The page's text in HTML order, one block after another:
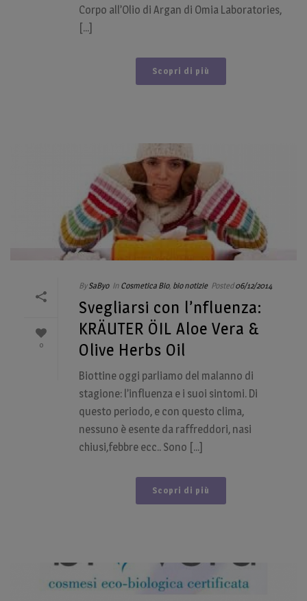
Corpo all’Olio di Argan di Omia Laboratories,
[...]
Scopri di più
0
By SaByo In Cosmetica Bio, bio notizie Posted 06/12/2014
Svegliarsi con l’nfluenza:
KRÄUTER ÖIL Aloe Vera &
Olive Herbs Oil
Biottine oggi parliamo del malanno di
stagione: l’influenza e i suoi sintomi. Di
questo periodo, e con questo clima,
nessuno è esente da raffreddori, nasi
chiusi,febbre ecc.. Sono [...]
Scopri di più